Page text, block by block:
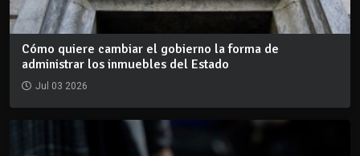
Cómo quiere cambiar el gobierno la forma de
administrar los inmuebles del Estado
Jul 03 2026